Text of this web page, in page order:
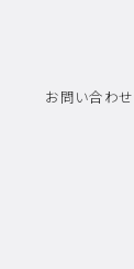
お問い合わせ